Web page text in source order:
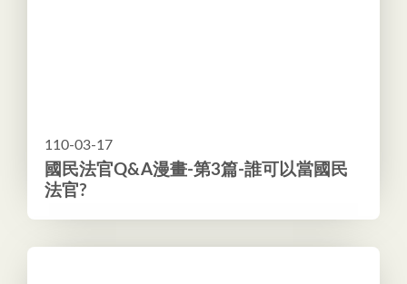
110-03-17
國民法官Q&A漫畫-第3篇-誰可以當國民
法官?